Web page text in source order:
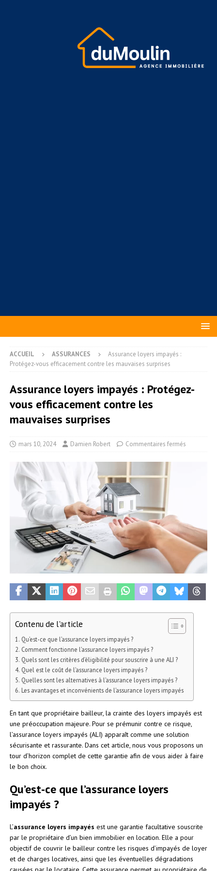
ACCUEIL ASSURANCES
Assurance loyers impayés :
Protégez-vous efficacement contre les mauvaises surprises
Assurance loyers impayés : Protégez-
vous efficacement contre les
mauvaises surprises
mars 10, 2024 Damien Robert Commentaires fermés
Contenu de l'article
Qu’est-ce que l’assurance loyers impayés ?
Comment fonctionne l’assurance loyers impayés ?
Quels sont les critères d’éligibilité pour souscrire à une ALI ?
Quel est le coût de l’assurance loyers impayés ?
Quelles sont les alternatives à l’assurance loyers impayés ?
Les avantages et inconvénients de l’assurance loyers impayés
En tant que propriétaire bailleur, la crainte des loyers impayés est
une préoccupation majeure. Pour se prémunir contre ce risque,
l’assurance loyers impayés (ALI) apparaît comme une solution
sécurisante et rassurante. Dans cet article, nous vous proposons un
tour d’horizon complet de cette garantie afin de vous aider à faire
le bon choix.
Qu’est-ce que l’assurance loyers
impayés ?
L’assurance loyers impayés est une garantie facultative souscrite
par le propriétaire d’un bien immobilier en location. Elle a pour
objectif de couvrir le bailleur contre les risques d’impayés de loyer
et de charges locatives, ainsi que les éventuelles dégradations